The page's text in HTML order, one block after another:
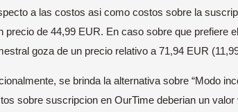
a las costos asi­ como costos sobre la
precio de 44,99 EUR. En caso sobre que prefiere
goza de un precio relativo a 71,94 EUR
se brinda la alternativa sobre “Modo
sobre suscripcion en OurTime deberi­an un